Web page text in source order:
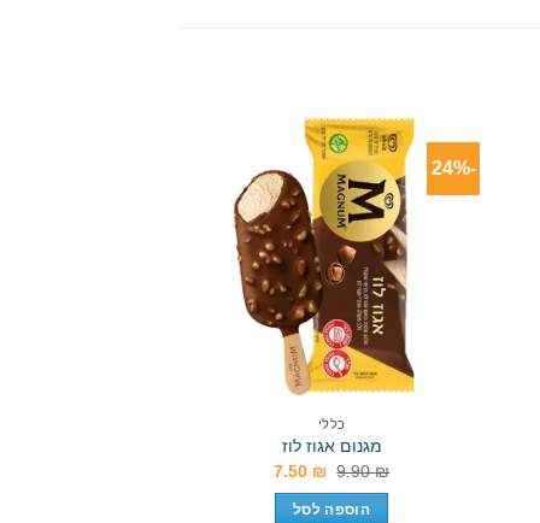
-24%
Add to wishlist
כללי
מגנום אגוז לוז
9.90₪
המחיר
היה:
7.50 ₪
המחיר
הוספה לסל